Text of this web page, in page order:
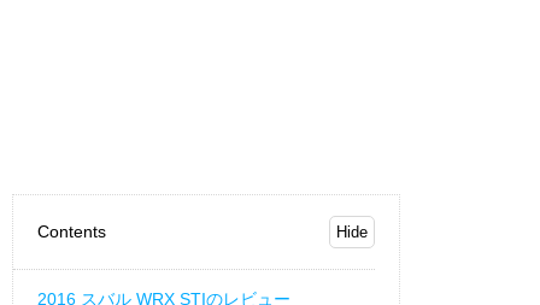
Contents
2016 スバル WRX STIのレビュー